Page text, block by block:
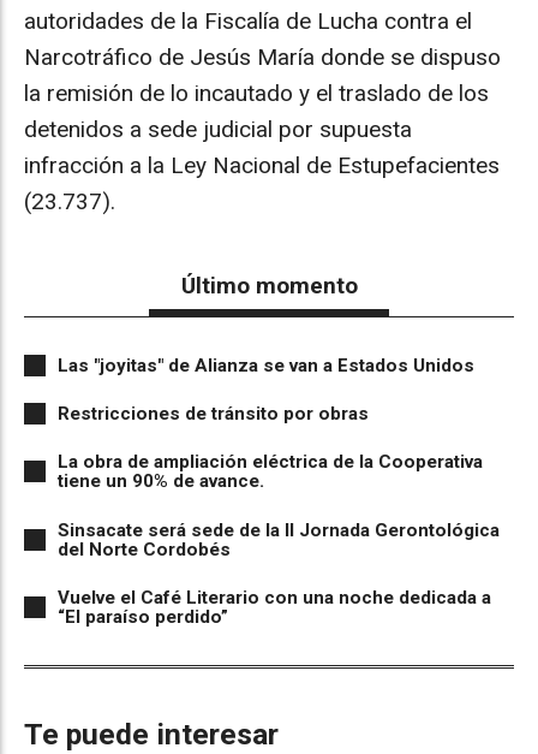
autoridades de la Fiscalía de Lucha contra el
Narcotráfico de Jesús María donde se dispuso
la remisión de lo incautado y el traslado de los
detenidos a sede judicial por supuesta
infracción a la Ley Nacional de Estupefacientes
(23.737).
Último momento
Las "joyitas" de Alianza se van a Estados Unidos
Restricciones de tránsito por obras
La obra de ampliación eléctrica de la Cooperativa
tiene un 90% de avance.
Sinsacate será sede de la II Jornada Gerontológica
del Norte Cordobés
Vuelve el Café Literario con una noche dedicada a
“El paraíso perdido”
Te puede interesar